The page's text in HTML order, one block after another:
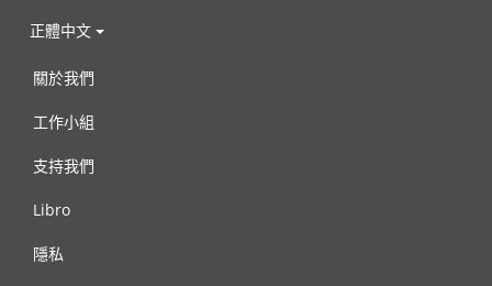
正體中文
關於我們
工作小組
支持我們
Libro
隱私